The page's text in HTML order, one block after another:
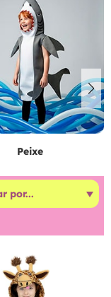
Peixe